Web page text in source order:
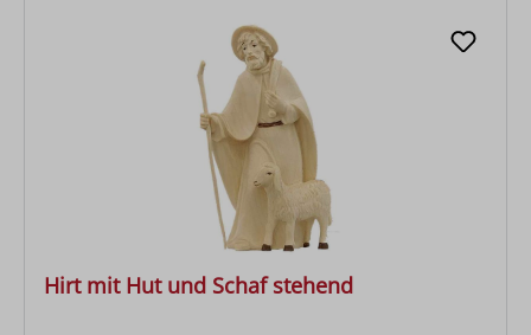
Hirt mit Hut und Schaf stehend